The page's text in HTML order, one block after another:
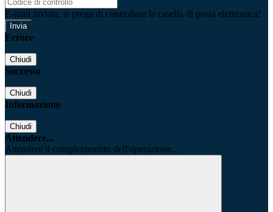
E-mail inviata, si prega di controllare la casella di posta elettronica!
Errore
Chiudi
Successo
Chiudi
Informazione
Chiudi
Attendere...
Attendere il completamento dell'operazione...